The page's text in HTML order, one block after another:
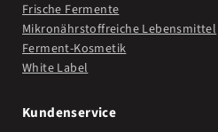
Frische Fermente
Mikronährstoffreiche Lebensmittel
Ferment-Kosmetik
White Label
Kundenservice